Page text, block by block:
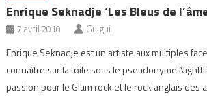
Enrique Seknadje ‘Les Bleus de
7 avril 2010 Guigui
Enrique Seknadje est un artiste aux multiples
connaître sur la toile sous le pseudonyme
passion pour le Glam rock et le rock anglais des